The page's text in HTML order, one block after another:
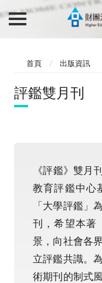
首頁 出版資訊
評鑑雙月刊
《評鑑》雙月
教育評鑑中心
「大學評鑑」
刊，希望本著
景，向社會各
立評鑑共識。
術期刊的制式